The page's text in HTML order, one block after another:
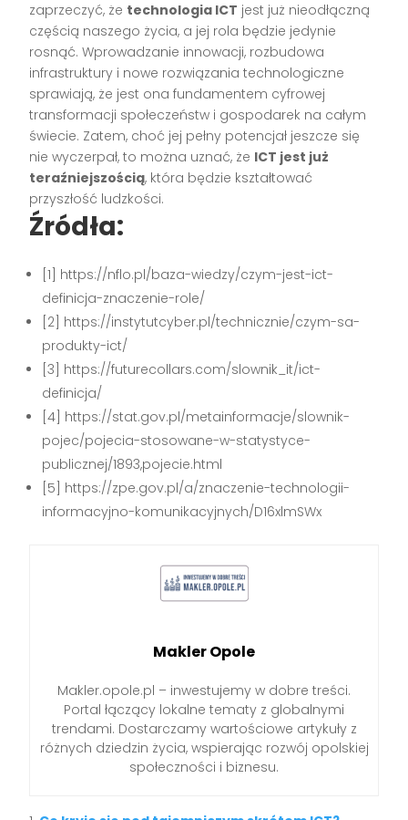
zaprzeczyć, że technologia ICT jest już nieodłączną
częścią naszego życia, a jej rola będzie jedynie
rosnąć. Wprowadzanie innowacji, rozbudowa
infrastruktury i nowe rozwiązania technologiczne
sprawiają, że jest ona fundamentem cyfrowej
transformacji społeczeństw i gospodarek na całym
świecie. Zatem, choć jej pełny potencjał jeszcze się
nie wyczerpał, to można uznać, że ICT jest już
teraźniejszością, która będzie kształtować
przyszłość ludzkości.
Źródła:
[1] https://nflo.pl/baza-wiedzy/czym-jest-ict-
definicja-znaczenie-role/
[2] https://instytutcyber.pl/technicznie/czym-sa-
produkty-ict/
[3] https://futurecollars.com/slownik_it/ict-
definicja/
[4] https://stat.gov.pl/metainformacje/slownik-
pojec/pojecia-stosowane-w-statystyce-
publicznej/1893,pojecie.html
[5] https://zpe.gov.pl/a/znaczenie-technologii-
informacyjno-komunikacyjnych/D16xlmSWx
Makler Opole
Makler.opole.pl – inwestujemy w dobre treści.
Portal łączący lokalne tematy z globalnymi
trendami. Dostarczamy wartościowe artykuły z
różnych dziedzin życia, wspierając rozwój opolskiej
społeczności i biznesu.